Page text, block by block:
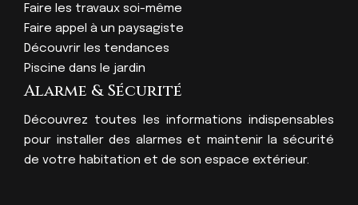
Faire les travaux soi-même
Faire appel à un paysagiste
Découvrir les tendances
Piscine dans le jardin
Alarme & Sécurité
Découvrez toutes les informations indispensables
pour installer des alarmes et maintenir la sécurité
de votre habitation et de son espace extérieur.